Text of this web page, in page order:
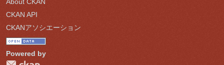
CKAN API
CKANアソシエーション
Powered by